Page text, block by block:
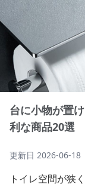
台に小物が置
利な商品20選
更新日 2026-06-18
トイレ空間が狭